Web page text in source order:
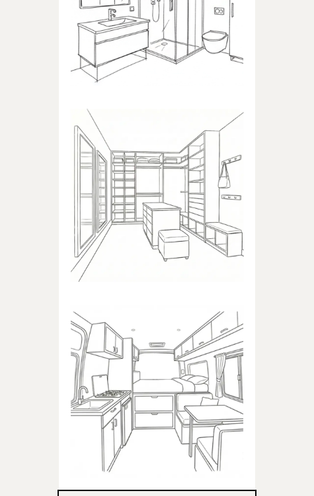
Produkty dedykowane do
łazienki
GARDEROBA
Produkty dedykowane do
garderoby
KAMPER
Produkty dedykowane do
kampera